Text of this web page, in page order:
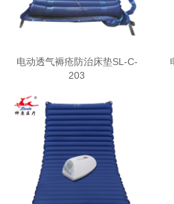
电动透气褥疮防治床垫SL-C-
203